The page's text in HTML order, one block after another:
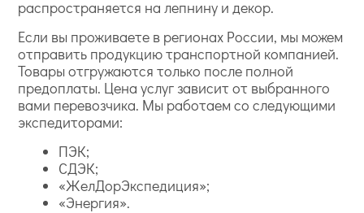
распространяется на лепнину и декор.
Если вы проживаете в регионах России, мы можем
отправить продукцию транспортной компанией.
Товары отгружаются только после полной
предоплаты. Цена услуг зависит от выбранного
вами перевозчика. Мы работаем со следующими
экспедиторами:
ПЭК;
СДЭК;
«ЖелДорЭкспедиция»;
«Энергия».